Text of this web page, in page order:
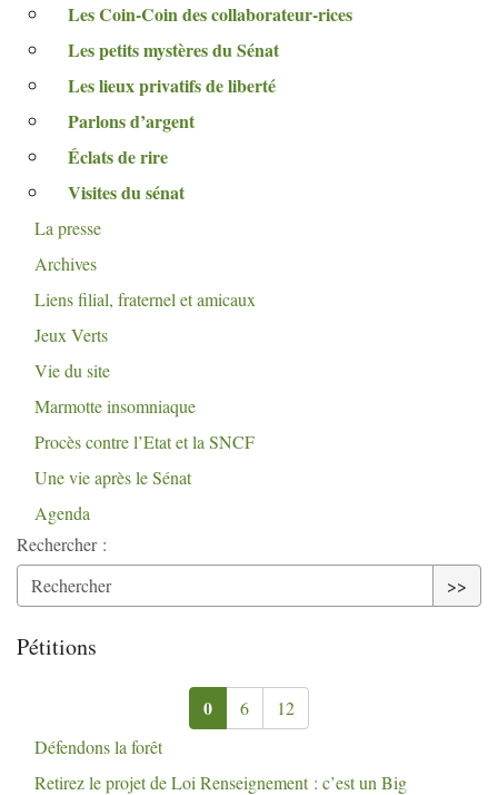
Les Coin-Coin des collaborateur-rices
Les petits mystères du Sénat
Les lieux privatifs de liberté
Parlons d’argent
Éclats de rire
Visites du sénat
La presse
Archives
Liens filial, fraternel et amicaux
Jeux Verts
Vie du site
Marmotte insomniaque
Procès contre l’Etat et la SNCF
Une vie après le Sénat
Agenda
Rechercher :
>>
Pétitions
0 6
12
Défendons la forêt
Retirez le projet de Loi Renseignement : c’est un Big